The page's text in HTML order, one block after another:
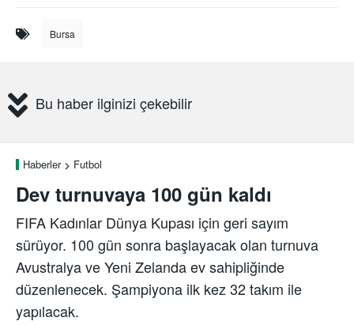
Bursa
Bu haber ilginizi çekebilir
Haberler Futbol
Dev turnuvaya 100 gün kaldı
FIFA Kadınlar Dünya Kupası için geri sayım
sürüyor. 100 gün sonra başlayacak olan turnuva
Avustralya ve Yeni Zelanda ev sahipliğinde
düzenlenecek. Şampiyona ilk kez 32 takım ile
yapılacak.